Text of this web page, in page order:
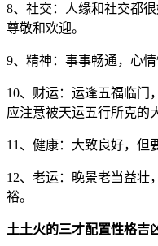
8、社交：人缘和社交都
尊敬和欢迎。
9、精神：事事畅通，心
10、财运：运逢五福临门
应注意被天运五行所克的
11、健康：大致良好，但
12、老运：晚景老当益壮
裕。
土土火的三才配置性格吉